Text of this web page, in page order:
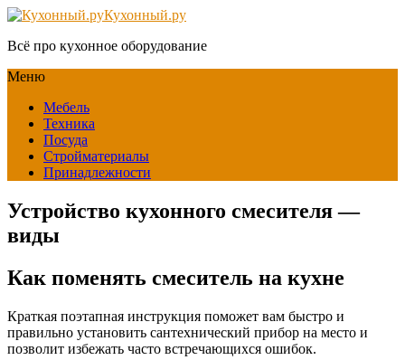
Кухонный.ру
Всё про кухонное оборудование
Меню
Мебель
Техника
Посуда
Стройматериалы
Принадлежности
Устройство кухонного смесителя —
виды
Как поменять смеситель на кухне
Краткая поэтапная инструкция поможет вам быстро и
правильно установить сантехнический прибор на место и
позволит избежать часто встречающихся ошибок.